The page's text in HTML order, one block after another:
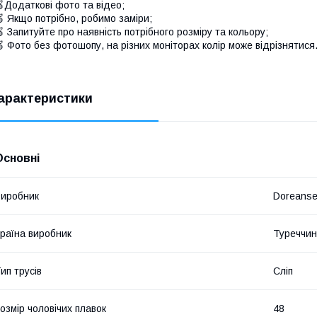
фото та відео;
Якщо потрібно, робимо заміри;
Запитуйте про наявність потрібного розміру та кольору;
Фото без фотошопу, на різних моніторах колір може відрізнятися.
Doreanse
виробник
трусів Сліп
чоловічих плавок 48